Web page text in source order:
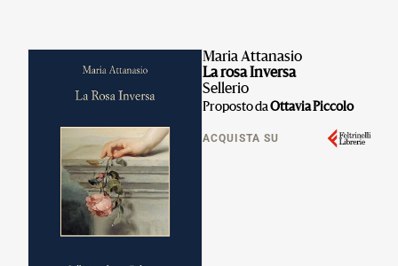
Maria Attanasio
La rosa Inversa
Sellerio
Proposto daOttavia Piccolo
ACQUISTA SU